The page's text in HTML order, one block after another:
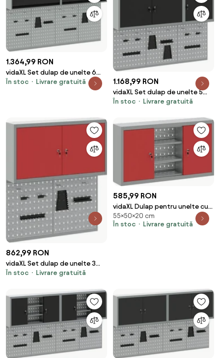
1.364,99 RON
vidaXL Set dulap de unelte 6
pcs Negru Oțel vopsit
În stoc Livrare gratuită 1.168,99 RON
vidaXL Set dulap de unelte 5
pcs Negru Oțel vopsit
În stoc Livrare gratuită
862,99 RON
vidaXL Set dulap de unelte 3
pcs Roșu Oțel vopsit
În stoc Livrare gratuită
585,99 RON
vidaXL Dulap pentru unelte cu
raft Roșu și gri 50 x 20 x 55 cm
55×50×20 cm
În stoc
Livrare gratuită